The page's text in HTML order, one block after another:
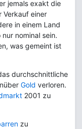
jemals exakt die
Verkauf einer
in einem Land
nominal sein.
was gemeint ist
durchschnittliche
Gold verloren.
2001 zu
zu